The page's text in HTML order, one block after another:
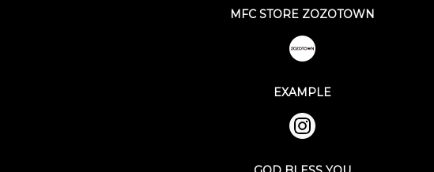
MFC STORE ZOZOTOWN
EXAMPLE